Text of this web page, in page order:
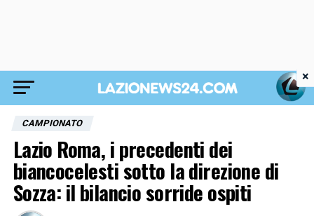
CAMPIONATO
Lazio Roma, i precedenti dei
biancocelesti sotto la direzione di
Sozza: il bilancio sorride ospiti
×